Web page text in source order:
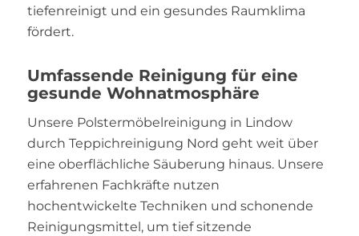
tiefenreinigt und ein gesundes Raumklima
fördert.
Umfassende Reinigung für eine
gesunde Wohnatmosphäre
Unsere Polstermöbelreinigung in Lindow
durch Teppichreinigung Nord geht weit über
eine oberflächliche Säuberung hinaus. Unsere
erfahrenen Fachkräfte nutzen
hochentwickelte Techniken und schonende
Reinigungsmittel, um tief sitzende